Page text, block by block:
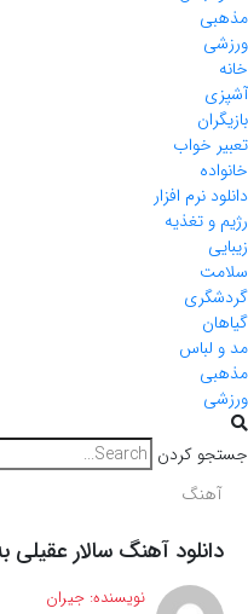
مذهبی
ورزشی
خانه
آشپزی
بازیگران
تعبیر خواب
خانواده
دانلود نرم افزار
رژیم و تغذیه
زیبایی
سلامت
گردشگری
گیاهان
مد و لباس
مذهبی
ورزشی
جستجو کردن
آهنگ
دانلود آهنگ سالار عقیلی
نویسنده: جیران